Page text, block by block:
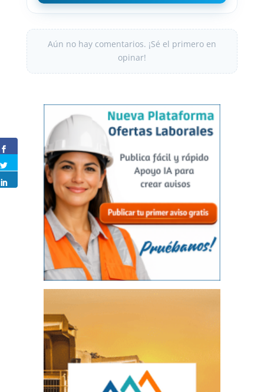
Aún no hay comentarios. ¡Sé el primero en
opinar!